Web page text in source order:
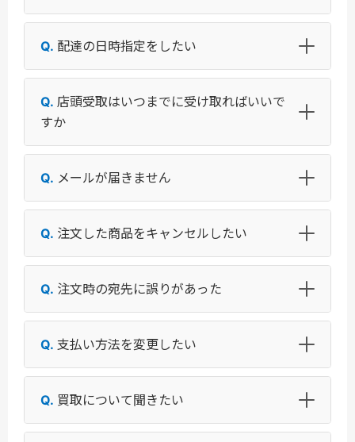
配達の日時指定をしたい
店頭受取はいつまでに受け取ればいいで
すか
メールが届きません
注文した商品をキャンセルしたい
注文時の宛先に誤りがあった
支払い方法を変更したい
買取について聞きたい